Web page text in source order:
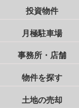
投資物件
月極駐車場
事務所・店舗
物件を探す
土地の売却